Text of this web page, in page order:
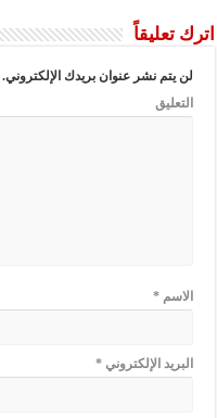
اترك تعليقاً
لن يتم نشر عنوان بريدك الإلكتروني.
التعليق
الاسم*
البريد الإلكتروني*